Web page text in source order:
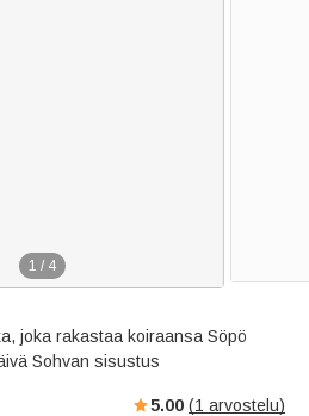
1 / 4
joka rakastaa koiraansa Söpö
Sohvan sisustus
5.00 (1 arvostelu)